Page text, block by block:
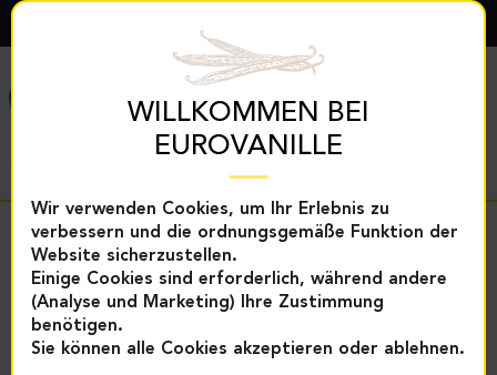
WILLKOMMEN BEI
EUROVANILLE
Wir verwenden Cookies, um Ihr Erlebnis zu
verbessern und die ordnungsgemäße Funktion der
Website sicherzustellen.
Einige Cookies sind erforderlich, während andere
(Analyse und Marketing) Ihre Zustimmung
benötigen.
Sie können alle Cookies akzeptieren oder ablehnen.
Zurück
Startseite Gewürze und Backhilfen
Backhilfen
Trockenfrüchte
Mandelmehl für Macarons – 1 kg |
Mandelmehl für Macarons – 1